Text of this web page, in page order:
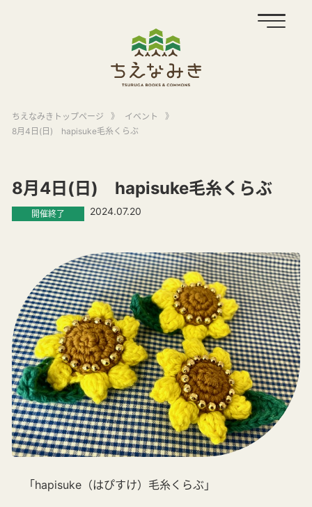
ちえなみきトップページ 》 イベント
》
8月4日(日) hapisuke毛糸くらぶ
8月4日(日) hapisuke毛糸くらぶ
開催終了 2024.07.20
「hapisuke（はぴすけ）毛糸くらぶ」